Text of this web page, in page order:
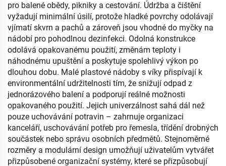
pro balené obědy, pikniky a cestování. Údržba a čištění
vyžadují minimální úsilí, protože hladké povrchy odolávají
vjímatí skvrn a pachů a zároveň jsou vhodné do myčky na
nádobí pro pohodlnou dezinfekci. Odolná konstrukce
odolává opakovanému použití, změnám teploty i
náhodnému upuštění a poskytuje spolehlivý výkon po
dlouhou dobu. Malé plastové nádoby s víky přispívají k
environmentální udržitelnosti tím, že snižují odpad z
jednorázového balení a podporují reálné možnosti
opakovaného použití. Jejich univerzálnost sahá dál než
pouze uchovávání potravin – zahrnuje organizaci
kanceláří, uschovávání potřeb pro řemesla, třídění drobných
součástek nebo správu osobních předmětů. Stejnoměrné
rozměry a modulární design umožňují uživatelům vytvářet
přizpůsobené organizační systémy, které se přizpůsobují